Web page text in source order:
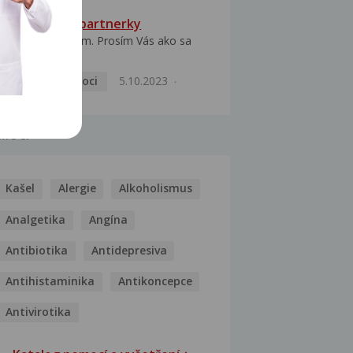
HPV typ 52 u partnerky
Dobrý deň prajem. Prosím Vás ako sa
Pohlavní nemoci
5.10.2023
Kašel Alergie Alkoholismus
Analgetika Angína
Antibiotika Antidepresiva
Antihistaminika Antikoncepce
Antivirotika